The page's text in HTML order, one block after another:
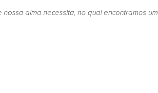
alma necessita, no qual encontramos um